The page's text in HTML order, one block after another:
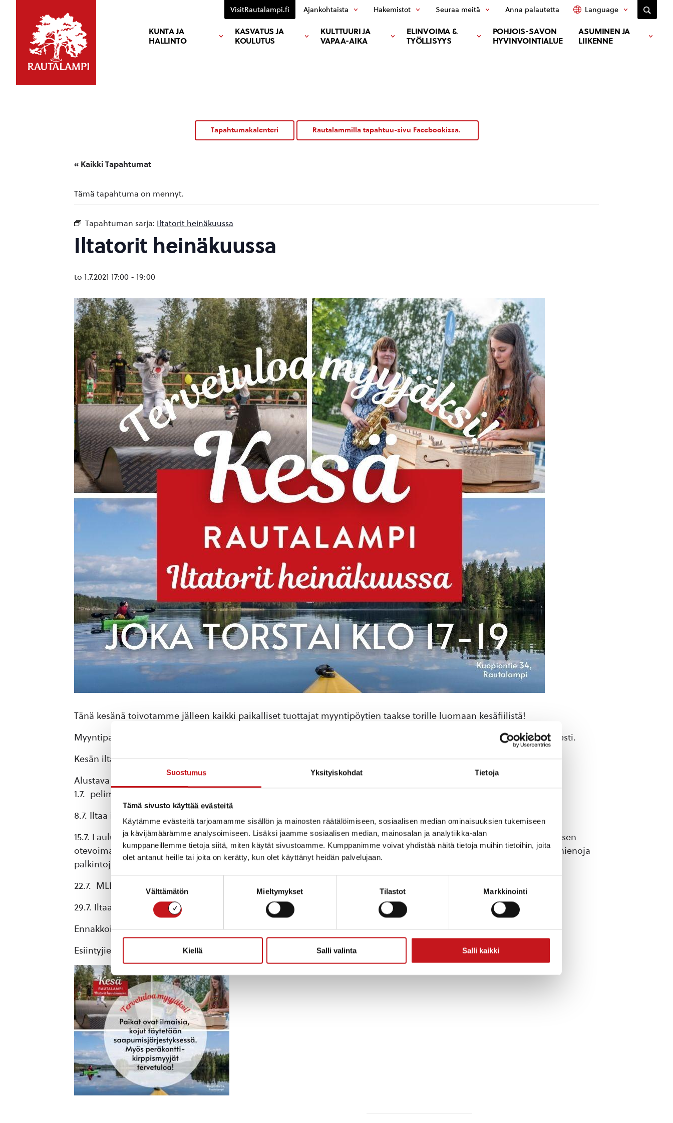
Suostumus Yksityiskohdat Tietoja
Tämä sivusto käyttää evästeitä
Käytämme evästeitä tarjoamamme sisällön ja mainosten räätälöimiseen, sosiaalisen median ominaisuuksien tukemiseen
ja kävijämäärämme analysoimiseen. Lisäksi jaamme sosiaalisen median, mainosalan ja analytiikka-alan
kumppaneillemme tietoja siitä, miten käytät sivustoamme. Kumppanimme voivat yhdistää näitä tietoja muihin tietoihin, joita
olet antanut heille tai joita on kerätty, kun olet käyttänyt heidän palvelujaan.
Suostumuksen
Välttämätön Mieltymykset Tilastot Markkinointi
Kiellä Salli valinta Salli kaikki
KUNTA JA
HALLINTO
KASVATUS JA
KOULUTUS
KULTTUURI JA
VAPAA-AIKA
ELINVOIMA &
TYÖLLISYYS
POHJOIS-SAVON
HYVINVOINTIALUE
ASUMINEN JA
LIIKENNE
VisitRautalampi.fi Ajankohtaista Hakemistot Seuraa meitä Anna palautetta Language
Tapahtumakalenteri Rautalammilla tapahtuu-sivu Facebookissa.
« Kaikki Tapahtumat
Tämä tapahtuma on mennyt.
Tapahtuman sarja: Iltatorit heinäkuussa
Iltatorit heinäkuussa
to 1.7.2021 17:00 - 19:00
Tänä kesänä toivotamme jälleen kaikki paikalliset tuottajat myyntipöytien taakse torille luomaan kesäfiilistä!
Myyntipaikat ovat ilmaisia ja myös kotikirppispöytiä tai peräkonttikirppismyyjiä toivotaan jälleen paikalle suurilukuisesti.
Kesän iltatorit ovat tuttuun tapaan heinäkuussa torstai-illoissa klo 17-19.
Alustava ohjelmisto:
1.7. pelimannit Nelle ja Manu
8.7. Iltaa isännöimässä Leipätiimi ja Helluntaiseurakunta, mukana Mutterikuoro sekä 5ade gospelband.
15.7. Lauluyhtye Wartetti sekä Rautalammin Mieslaulajat. Iltaa isännöimässä RautU, joka järjestää iltatorilla leikkimielisen
otevoimakisan. Tulkaa ihmeessä paikalle kokeilemaan kenen kourat antautuvat viimeisenä! Osallistujille on luvassa hienoja
palkintoja.
22.7. MLL:n lasten puuhaa ja kasvomaalauksia. Musisointia a la Anttu ”Folk” Röntynen.
29.7. Iltaa luotsaamassa Rautalammin puutarhakerho. Kuplettimestari JP Jetsu viihdyttää musisoinnillaan.
Ennakkoilmoittautumista myyntipaikoille ei tarvita. Katokselliset myyntipaikat täyttyvät saapumisjärjestyksessä.
Esiintyjien yhteydenotot minna.merivalo@rautalampi.fi, 050-3396954.